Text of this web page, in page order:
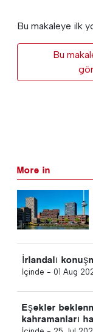
Bu makaleye ilk
Bu
More in
İrlandalı
İçinde - 01 Aug
Eşekler
kahramanları